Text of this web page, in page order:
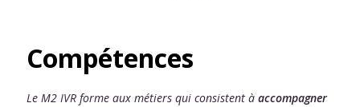
Compétences
Le M2 IVR forme aux métiers qui consistent à accompagner